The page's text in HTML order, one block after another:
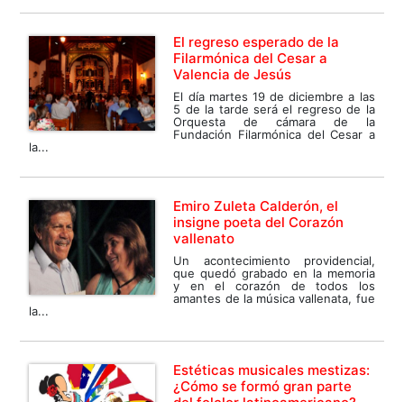
El regreso esperado de la
Filarmónica del Cesar a
Valencia de Jesús
El día martes 19 de diciembre a las
5 de la tarde será el regreso de la
Orquesta de cámara de la
Fundación Filarmónica del Cesar a
la...
Emiro Zuleta Calderón, el
insigne poeta del Corazón
vallenato
Un acontecimiento providencial,
que quedó grabado en la memoria
y en el corazón de todos los
amantes de la música vallenata, fue
la...
Estéticas musicales mestizas:
¿Cómo se formó gran parte